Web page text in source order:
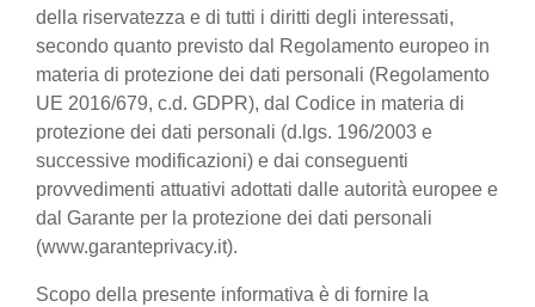
della riservatezza e di tutti i diritti degli interessati,
secondo quanto previsto dal Regolamento europeo in
materia di protezione dei dati personali (Regolamento
UE 2016/679, c.d. GDPR), dal Codice in materia di
protezione dei dati personali (d.lgs. 196/2003 e
successive modificazioni) e dai conseguenti
provvedimenti attuativi adottati dalle autorità europee e
dal Garante per la protezione dei dati personali
(www.garanteprivacy.it).
Scopo della presente informativa è di fornire la